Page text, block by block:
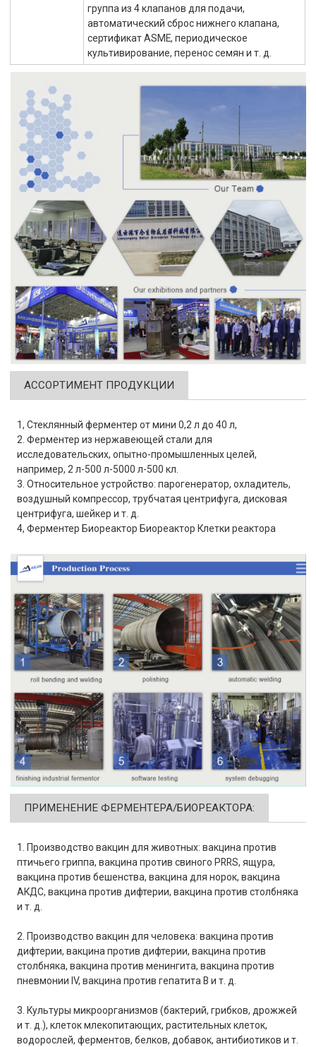
группа из 4 клапанов для подачи,
автоматический сброс нижнего клапана,
сертификат ASME, периодическое
культивирование, перенос семян и т. д.
АССОРТИМЕНТ ПРОДУКЦИИ
1, Стеклянный ферментер от мини 0,2 л до 40 л,
2. Ферментер из нержавеющей стали для
исследовательских, опытно-промышленных целей,
например, 2 л-500 л-5000 л-500 кл.
3. Относительное устройство: парогенератор, охладитель,
воздушный компрессор, трубчатая центрифуга, дисковая
центрифуга, шейкер и т. д.
4, Ферментер Биореактор Биореактор Клетки реактора
ПРИМЕНЕНИЕ ФЕРМЕНТЕРА/БИОРЕАКТОРА:
1. Производство вакцин для животных: вакцина против
птичьего гриппа, вакцина против свиного PRRS, ящура,
вакцина против бешенства, вакцина для норок, вакцина
АКДС, вакцина против дифтерии, вакцина против столбняка
и т. д.
2. Производство вакцин для человека: вакцина против
дифтерии, вакцина против дифтерии, вакцина против
столбняка, вакцина против менингита, вакцина против
пневмонии IV, вакцина против гепатита В и т. д.
3. Культуры микроорганизмов (бактерий, грибков, дрожжей
и т. д.), клеток млекопитающих, растительных клеток,
водорослей, ферментов, белков, добавок, антибиотиков и т.